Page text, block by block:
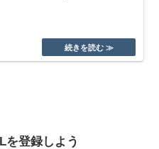
を登録しよう